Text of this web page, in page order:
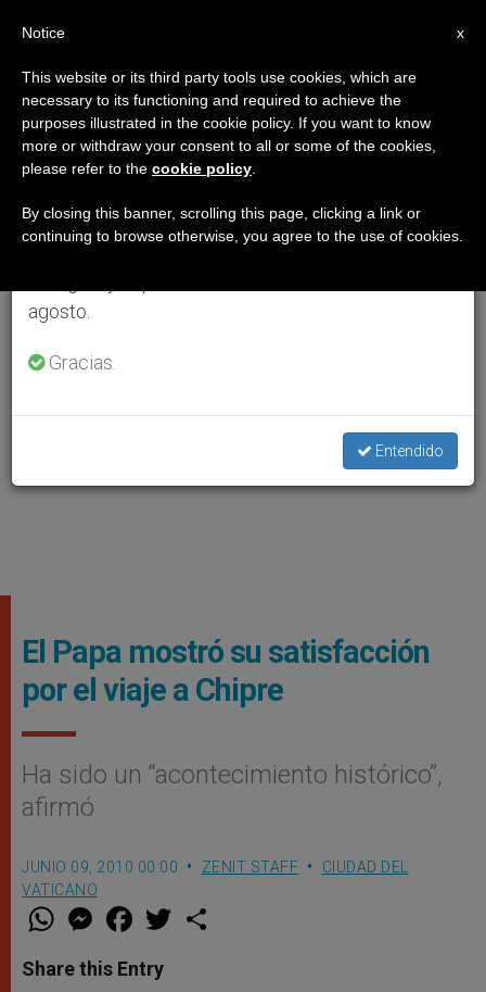
El Papa mostró su satisfacción
por el viaje a Chipre
Ha sido un “acontecimiento histórico”,
afirmó
JUNIO 09, 2010 00:00 ZENIT STAFF
CIUDAD DEL
VATICANO
W
t
s
M
e
s
e
F
a
e
b
w
Share this Entry
×
Aviso importante
Del 27 de julio al 7 de agosto haremos la pausa
anual, aprovechando que en el periodo de verano
se generan menos informaciones y también el
agosto.
Gracias.
Entendido
x
Notice
This website or its third party tools use cookies, which are
necessary to its functioning and required to achieve the
purposes illustrated in the cookie policy. If you want to know
more or withdraw your consent to all or some of the cookies,
please refer to the cookie policy
By closing this banner, scrolling this page, clicking a link or
continuing to browse otherwise, you agree to the use of cookies.